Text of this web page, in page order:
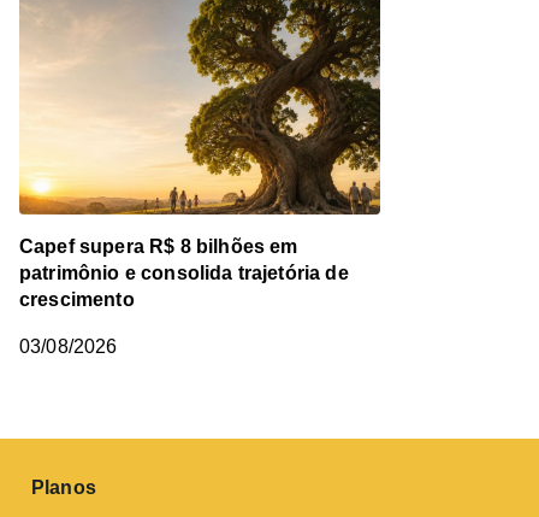
Capef supera R$ 8 bilhões em
patrimônio e consolida trajetória de
crescimento
03/08/2026
Planos